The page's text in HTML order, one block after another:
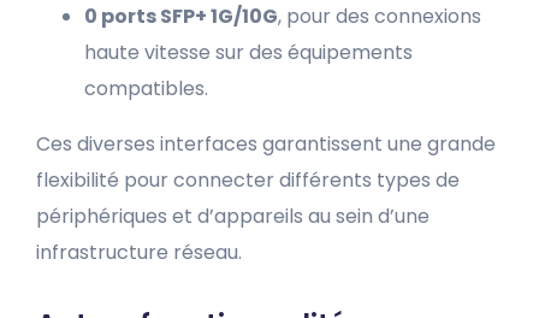
0 ports SFP+ 1G/10G, pour des connexions
haute vitesse sur des équipements
compatibles.
Ces diverses interfaces garantissent une grande
flexibilité pour connecter différents types de
périphériques et d’appareils au sein d’une
infrastructure réseau.